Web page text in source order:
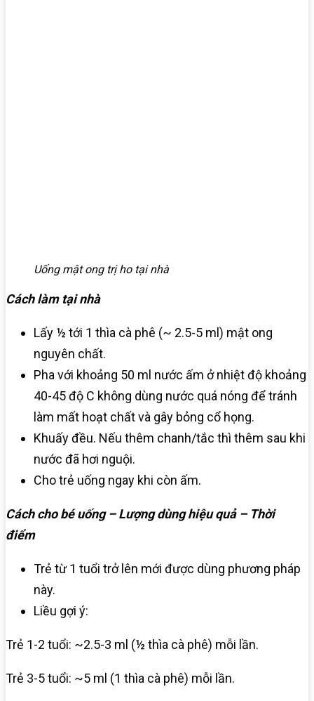
Uống mật ong trị ho tại nhà
Cách làm tại nhà
Lấy ½ tới 1 thìa cà phê (~ 2.5-5 ml) mật ong
nguyên chất.
Pha với khoảng 50 ml nước ấm ở nhiệt độ khoảng
40-45 độ C không dùng nước quá nóng để tránh
làm mất hoạt chất và gây bỏng cổ họng.
Khuấy đều. Nếu thêm chanh/tắc thì thêm sau khi
nước đã hơi nguội.
Cho trẻ uống ngay khi còn ấm.
Cách cho bé uống – Lượng dùng hiệu quả – Thời
điểm
Trẻ từ 1 tuổi trở lên mới được dùng phương pháp
này.
Liều gợi ý:
Trẻ 1-2 tuổi: ~2.5-3 ml (½ thìa cà phê) mỗi lần.
Trẻ 3-5 tuổi: ~5 ml (1 thìa cà phê) mỗi lần.